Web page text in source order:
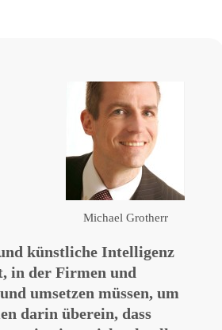
Michael Grotherr
künstliche Intelligenz
in der Firmen und
umsetzen müssen, um
darin überein, dass